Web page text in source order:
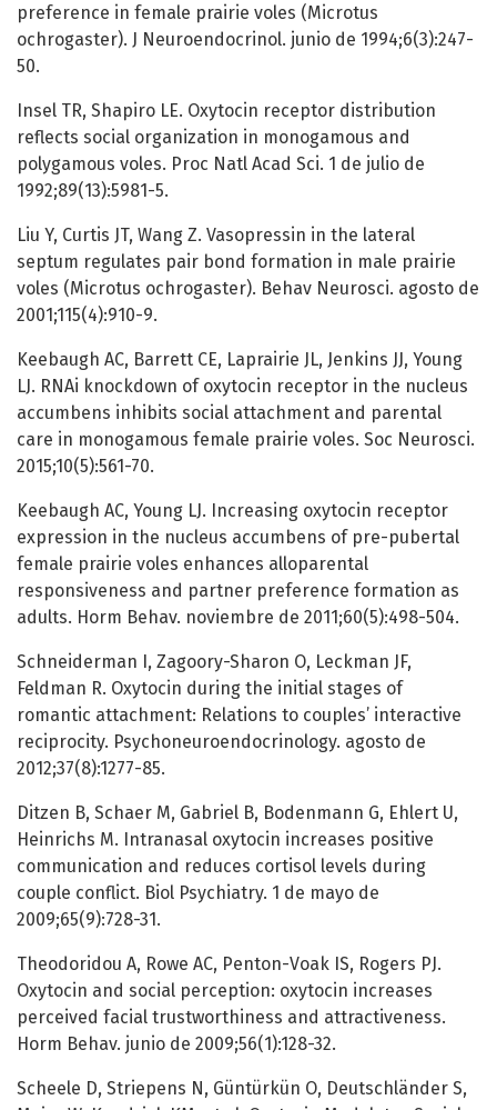
preference in female prairie voles (Microtus
ochrogaster). J Neuroendocrinol. junio de 1994;6(3):247-
50.
Insel TR, Shapiro LE. Oxytocin receptor distribution
reflects social organization in monogamous and
polygamous voles. Proc Natl Acad Sci. 1 de julio de
1992;89(13):5981-5.
Liu Y, Curtis JT, Wang Z. Vasopressin in the lateral
septum regulates pair bond formation in male prairie
voles (Microtus ochrogaster). Behav Neurosci. agosto de
2001;115(4):910-9.
Keebaugh AC, Barrett CE, Laprairie JL, Jenkins JJ, Young
LJ. RNAi knockdown of oxytocin receptor in the nucleus
accumbens inhibits social attachment and parental
care in monogamous female prairie voles. Soc Neurosci.
2015;10(5):561-70.
Keebaugh AC, Young LJ. Increasing oxytocin receptor
expression in the nucleus accumbens of pre-pubertal
female prairie voles enhances alloparental
responsiveness and partner preference formation as
adults. Horm Behav. noviembre de 2011;60(5):498-504.
Schneiderman I, Zagoory-Sharon O, Leckman JF,
Feldman R. Oxytocin during the initial stages of
romantic attachment: Relations to couples’ interactive
reciprocity. Psychoneuroendocrinology. agosto de
2012;37(8):1277-85.
Ditzen B, Schaer M, Gabriel B, Bodenmann G, Ehlert U,
Heinrichs M. Intranasal oxytocin increases positive
communication and reduces cortisol levels during
couple conflict. Biol Psychiatry. 1 de mayo de
2009;65(9):728-31.
Theodoridou A, Rowe AC, Penton-Voak IS, Rogers PJ.
Oxytocin and social perception: oxytocin increases
perceived facial trustworthiness and attractiveness.
Horm Behav. junio de 2009;56(1):128-32.
Scheele D, Striepens N, Güntürkün O, Deutschländer S,